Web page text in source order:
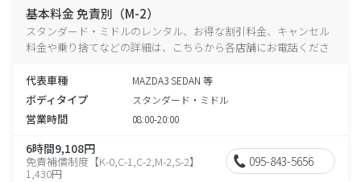
基本料金 免責別（M-2）
スタンダード・ミドルのレンタル、お得な割引料金、キャンセル
料金や乗り捨てなどの詳細は、こちらから各店舗にお電話くださ
代表車種
MAZDA3 SEDAN 等
ボディタイプ スタンダード・ミドル
営業時間 08:00-20:00
6時間9,108円
免責補償制度【K-0,C-1,C-2,M-2,S-2】
1,430円
095-843-5656